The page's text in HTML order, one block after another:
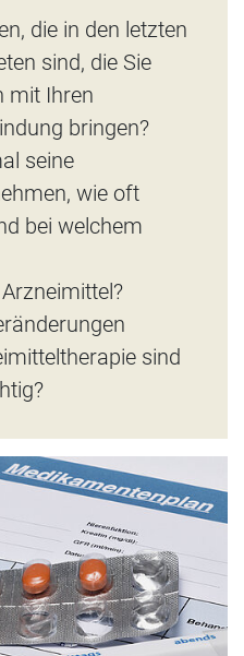
die in den letzten
sind, die Sie
mit Ihren
bringen?
seine
wie oft
bei welchem
sind